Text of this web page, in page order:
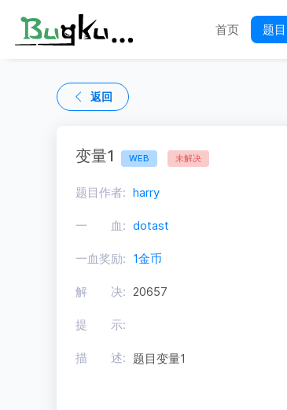
首页 题目
返回
变量1 WEB 未解决
题目作者: harry
一 血: dotast
一血奖励: 1金币
解 决: 20657
提 示:
描 述: 题目变量1